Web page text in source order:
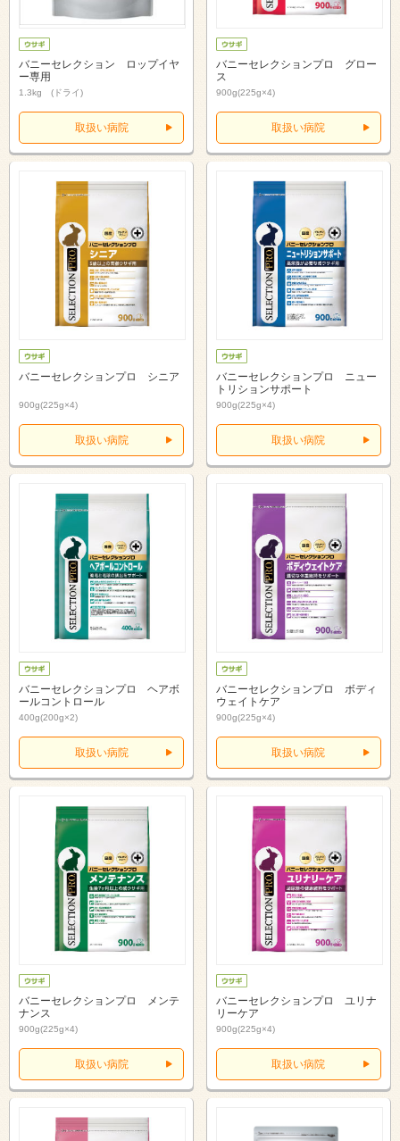
バニーセレクション ロップイヤ
ー専用
1.3kg (ドライ)
取扱い病院
バニーセレクションプロ グロー
ス
900g(225g×4)
取扱い病院
バニーセレクションプロ シニア
900g(225g×4)
取扱い病院
バニーセレクションプロ ニュー
トリションサポート
900g(225g×4)
取扱い病院
バニーセレクションプロ ヘアボ
ールコントロール
400g(200g×2)
取扱い病院
バニーセレクションプロ ボディ
ウェイトケア
900g(225g×4)
取扱い病院
バニーセレクションプロ メンテ
ナンス
900g(225g×4)
取扱い病院
バニーセレクションプロ ユリナ
リーケア
900g(225g×4)
取扱い病院